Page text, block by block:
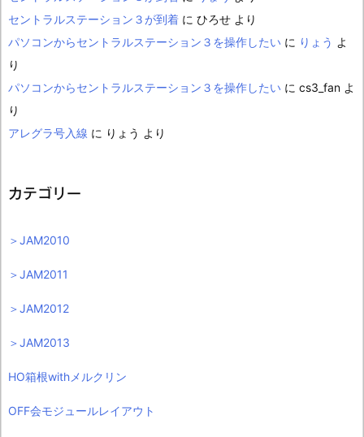
セントラルステーション３が到着 に ひろせ より
パソコンからセントラルステーション３を操作したい に りょう よ
り
パソコンからセントラルステーション３を操作したい に cs3_fan よ
り
アレグラ号入線 に りょう より
カテゴリー
＞JAM2010
＞JAM2011
＞JAM2012
＞JAM2013
HO箱根withメルクリン
OFF会モジュールレイアウト